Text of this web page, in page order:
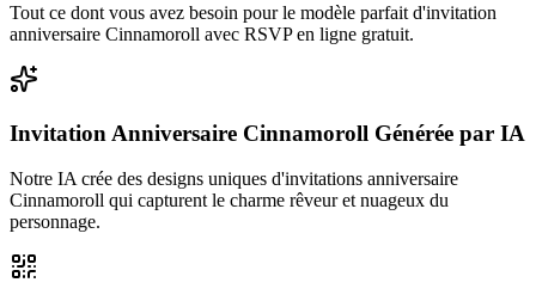
Tout ce dont vous avez besoin pour le modèle parfait d'invitation
anniversaire Cinnamoroll avec RSVP en ligne gratuit.
Invitation Anniversaire Cinnamoroll Générée par IA
Notre IA crée des designs uniques d'invitations anniversaire
Cinnamoroll qui capturent le charme rêveur et nuageux du
personnage.